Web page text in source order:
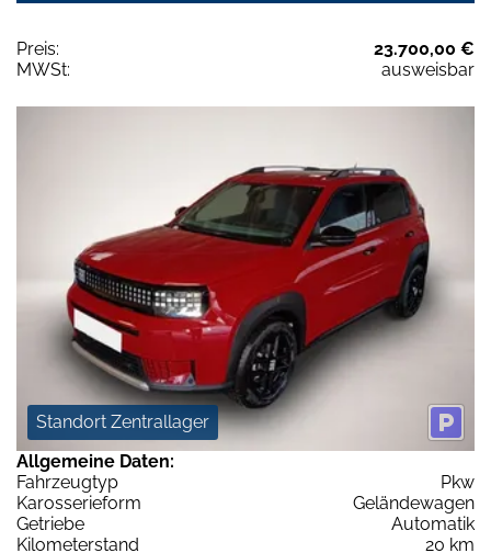
Preis:
23.700,00 €
MWSt:
ausweisbar
Standort Zentrallager
Allgemeine Daten:
Fahrzeugtyp
Pkw
Karosserieform
Geländewagen
Getriebe
Automatik
Kilometerstand
20 km